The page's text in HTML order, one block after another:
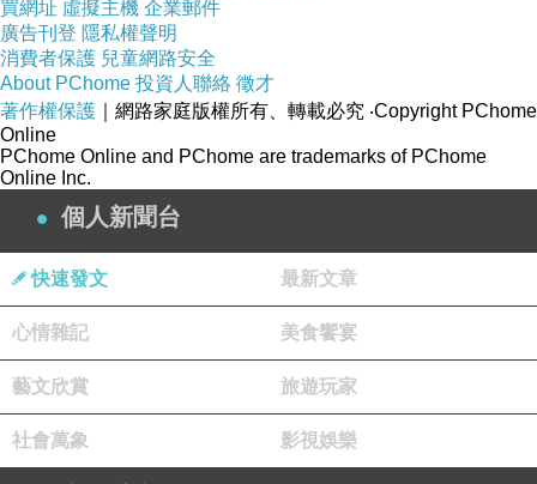
所有的愛都是付出，正因為是有條件的愛，反
而更值得珍惜。對方不是在沒有選擇之下愛
你，而是真心真意愛著你呢。
下一篇：教得到不代表教得好
買網址 虛擬主機 企業郵件
廣告刊登 隱私權聲明
消費者保護 兒童網路安全
About PChome 投資人聯絡 徵才
著作權保護 ｜網路家庭版權所有、轉載必究 ‧Copyright PChome
Online
PChome Online and PChome are trademarks of PChome
Online Inc.
個人新聞台
快速發文 最新文章
心情雜記 美食饗宴
藝文欣賞 旅遊玩家
社會萬象 影視娛樂